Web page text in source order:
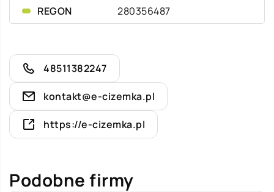
REGON
280356487
48511382247
kontakt@e-cizemka.pl
https://e-cizemka.pl
Podobne firmy